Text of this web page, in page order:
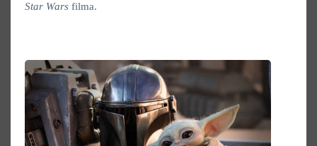
Star Wars filma.